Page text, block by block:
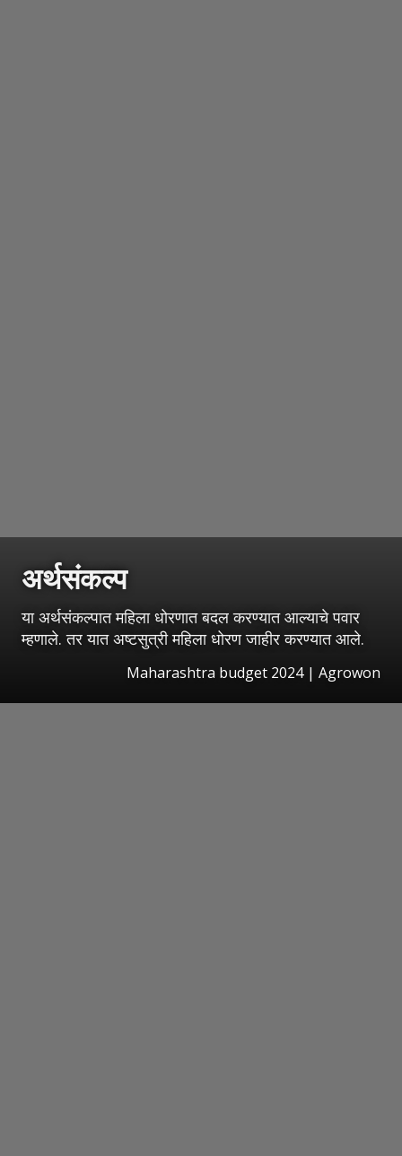
अर्थसंकल्प
या अर्थसंकल्पात महिला धोरणात बदल करण्यात आल्याचे पवार
म्हणाले. तर यात अष्टसुत्री महिला धोरण जाहीर करण्यात आले.
Maharashtra budget 2024 | Agrowon